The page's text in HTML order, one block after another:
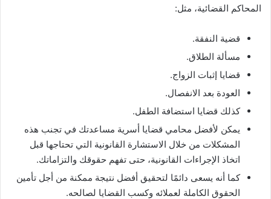
المحاكم القضائية، مثل:
قضية النفقة.
مسألة الطلاق.
قضايا إثبات الزواج.
العودة بعد الانفصال.
كذلك قضايا استضافة الطفل.
يمكن لأفضل محامي قضايا أسرية مساعدتك في تجنب هذه
المشكلات من خلال الاستشارة القانونية التي تحتاجها قبل
اتخاذ الإجراءات القانونية، حتى تفهم حقوقك والتزاماتك.
كما أنه يسعى دائمًا لتحقيق أفضل نتيجة ممكنة من أجل تأمين
الحقوق الكاملة لعملائه وكسب القضايا لصالحه.